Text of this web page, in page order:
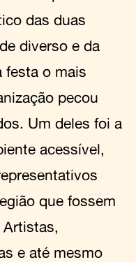
das duas
diverso e da
festa o mais
pecou
Um deles foi a
acessível,
que fossem
Artistas,
e até mesmo